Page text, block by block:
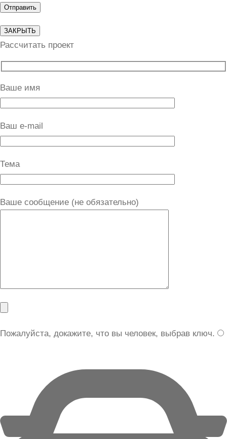
ЗАКРЫТЬ
Рассчитать проект
Ваше имя
Ваш e-mail
Тема
Ваше сообщение (не обязательно)
Пожалуйста, докажите, что вы человек, выбрав ключ.